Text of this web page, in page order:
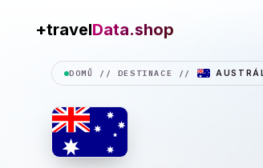
+travelConnection
DOMŮ // DESTINACE //